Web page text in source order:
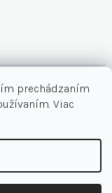
prechádzaním
Viac